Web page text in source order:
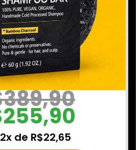
de R$22,65